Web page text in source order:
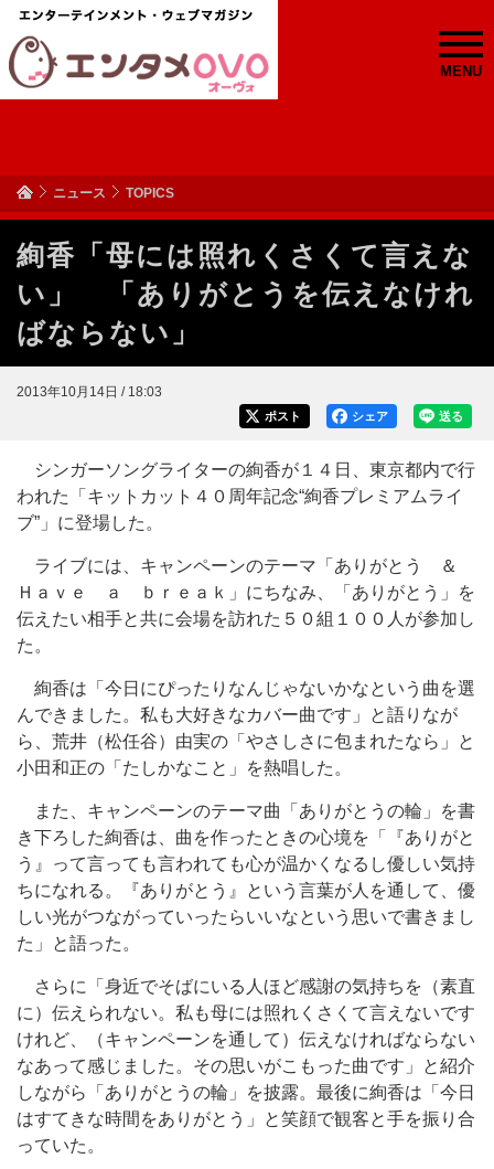
MENU
ニュース TOPICS
絢香「母には照れくさくて言えな
い」 「ありがとうを伝えなけれ
ばならない」
2013年10月14日 / 18:03
送る
シェア
ポスト
シンガーソングライターの絢香が１４日、東京都内で行
われた「キットカット４０周年記念“絢香プレミアムライ
ブ”」に登場した。
ライブには、キャンペーンのテーマ「ありがとう ＆
Ｈａｖｅ ａ ｂｒｅａｋ」にちなみ、「ありがとう」を
伝えたい相手と共に会場を訪れた５０組１００人が参加し
た。
絢香は「今日にぴったりなんじゃないかなという曲を選
んできました。私も大好きなカバー曲です」と語りなが
ら、荒井（松任谷）由実の「やさしさに包まれたなら」と
小田和正の「たしかなこと」を熱唱した。
また、キャンペーンのテーマ曲「ありがとうの輪」を書
き下ろした絢香は、曲を作ったときの心境を「『ありがと
う』って言っても言われても心が温かくなるし優しい気持
ちになれる。『ありがとう』という言葉が人を通して、優
しい光がつながっていったらいいなという思いで書きまし
た」と語った。
さらに「身近でそばにいる人ほど感謝の気持ちを（素直
に）伝えられない。私も母には照れくさくて言えないです
けれど、（キャンペーンを通して）伝えなければならない
なあって感じました。その思いがこもった曲です」と紹介
しながら「ありがとうの輪」を披露。最後に絢香は「今日
はすてきな時間をありがとう」と笑顔で観客と手を振り合
っていた。